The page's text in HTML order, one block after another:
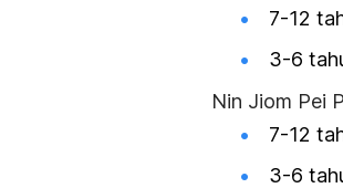
7-12
3-6
Nin Jiom Pei
7-12
3-6